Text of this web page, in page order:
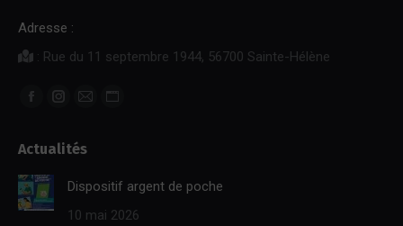
Adresse :
: Rue du 11 septembre 1944, 56700 Sainte-Hélène
Trouvez nous sur :
Facebook
opens
in
new
Instagram
openspage
opensopens
Actualités
Dispositif argent de poche
10 mai 2026